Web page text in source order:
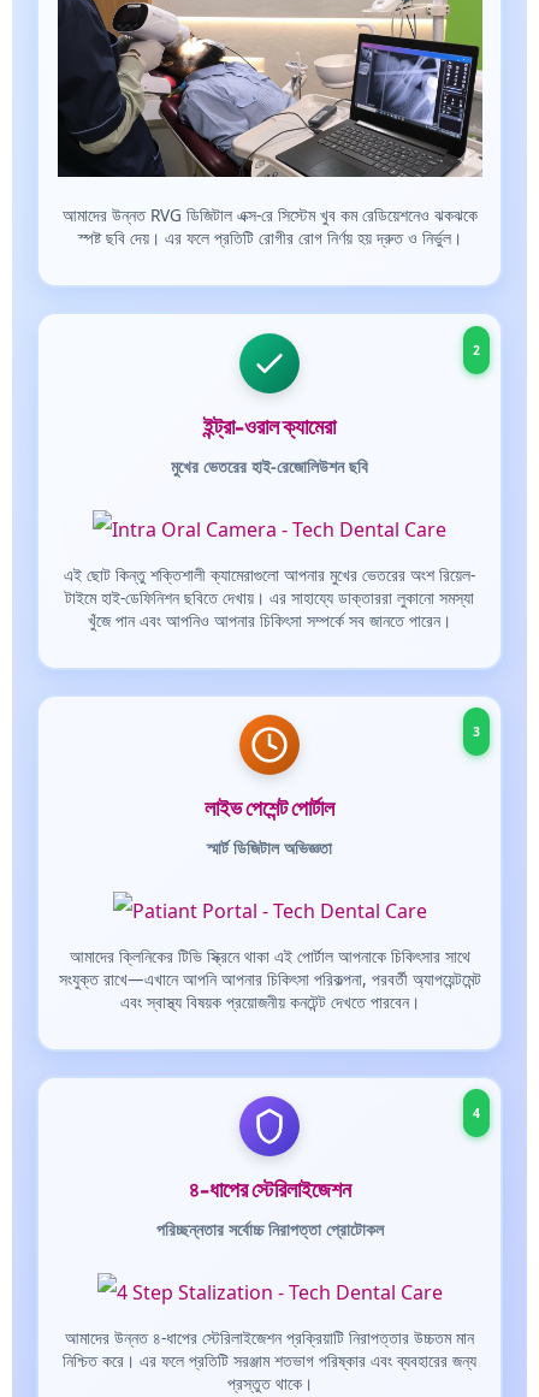
আমাদের উন্নত RVG ডিজিটাল এক্স-রে সিস্টেম খুব কম রেডিয়েশনেও ঝকঝকে
স্পষ্ট ছবি দেয়। এর ফলে প্রতিটি রোগীর রোগ নির্ণয় হয় দ্রুত ও নির্ভুল।
2
ইন্ট্রা-ওরাল ক্যামেরা
মুখের ভেতরের হাই-রেজোলিউশন ছবি
এই ছোট কিন্তু শক্তিশালী ক্যামেরাগুলো আপনার মুখের ভেতরের অংশ রিয়েল-
টাইমে হাই-ডেফিনিশন ছবিতে দেখায়। এর সাহায্যে ডাক্তাররা লুকানো সমস্যা
খুঁজে পান এবং আপনিও আপনার চিকিৎসা সম্পর্কে সব জানতে পারেন।
3
লাইভ পেশেন্ট পোর্টাল
স্মার্ট ডিজিটাল অভিজ্ঞতা
আমাদের ক্লিনিকের টিভি স্ক্রিনে থাকা এই পোর্টাল আপনাকে চিকিৎসার সাথে
সংযুক্ত রাখে—এখানে আপনি আপনার চিকিৎসা পরিকল্পনা, পরবর্তী অ্যাপয়েন্টমেন্ট
এবং স্বাস্থ্য বিষয়ক প্রয়োজনীয় কনটেন্ট দেখতে পারবেন।
4
৪-ধাপের স্টেরিলাইজেশন
পরিচ্ছন্নতার সর্বোচ্চ নিরাপত্তা প্রোটোকল
আমাদের উন্নত ৪-ধাপের স্টেরিলাইজেশন প্রক্রিয়াটি নিরাপত্তার উচ্চতম মান
নিশ্চিত করে। এর ফলে প্রতিটি সরঞ্জাম শতভাগ পরিষ্কার এবং ব্যবহারের জন্য
প্রস্তুত থাকে।